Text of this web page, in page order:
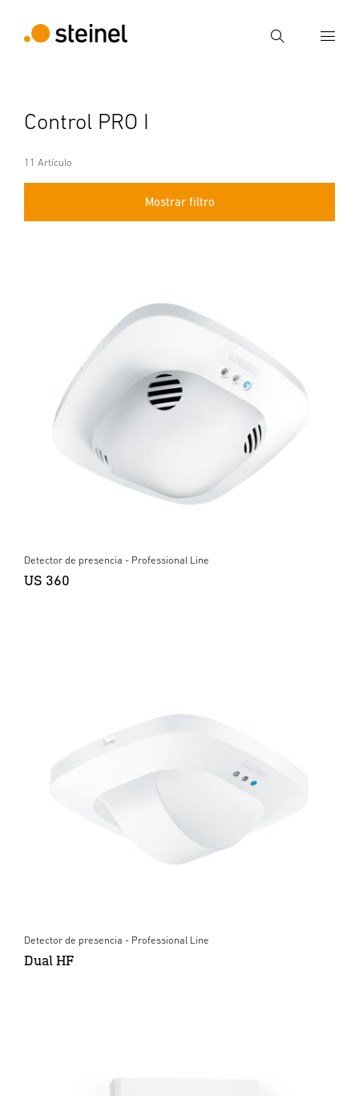
Búsqueda
Búsqueda
Control PRO I
11 Artículo
Mostrar filtro
Detector de presencia - Professional Line
US 360
Detector de presencia - Professional Line
Dual HF